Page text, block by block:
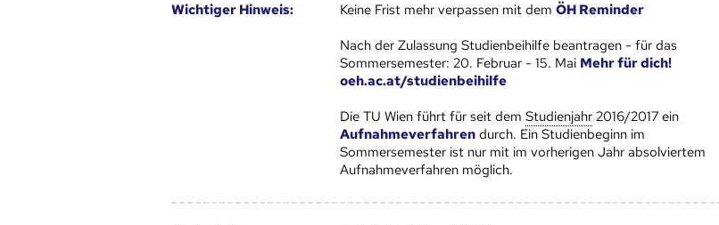
Wich­ti­ger Hin­weis: Keine Frist mehr verpassen mit dem ÖH Reminder
Nach der Zulassung Studienbeihilfe beantragen - für das
Sommersemester: 20. Februar - 15. Mai Mehr für dich!
oeh.ac.at/studienbeihilfe
Die TU Wien führt für seit dem Studienjahr2016/2017 ein
Aufnahmeverfahrendurch. Ein Studienbeginn im
Sommersemester ist nur mit im vorherigen Jahr absolviertem
Aufnahmeverfahren möglich.